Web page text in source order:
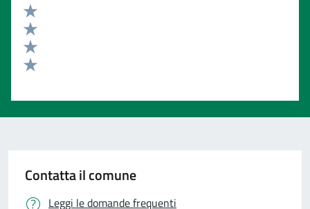
Valuta 5 stelle su 5
Valuta 4 stelle su 5
Valuta 3 stelle su 5
Valuta 2 stelle su 5
Contatta il comune
Leggi le domande frequenti